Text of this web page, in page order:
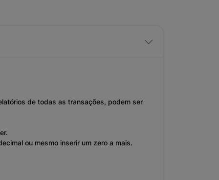
de todas as transações, podem ser
ou mesmo inserir um zero a mais.